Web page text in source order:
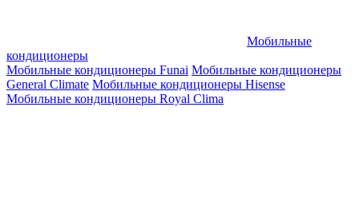
Мобильные
кондиционеры
Мобильные кондиционеры Funai Мобильные кондиционеры
General Climate Мобильные кондиционеры Hisense
Мобильные кондиционеры Royal Clima